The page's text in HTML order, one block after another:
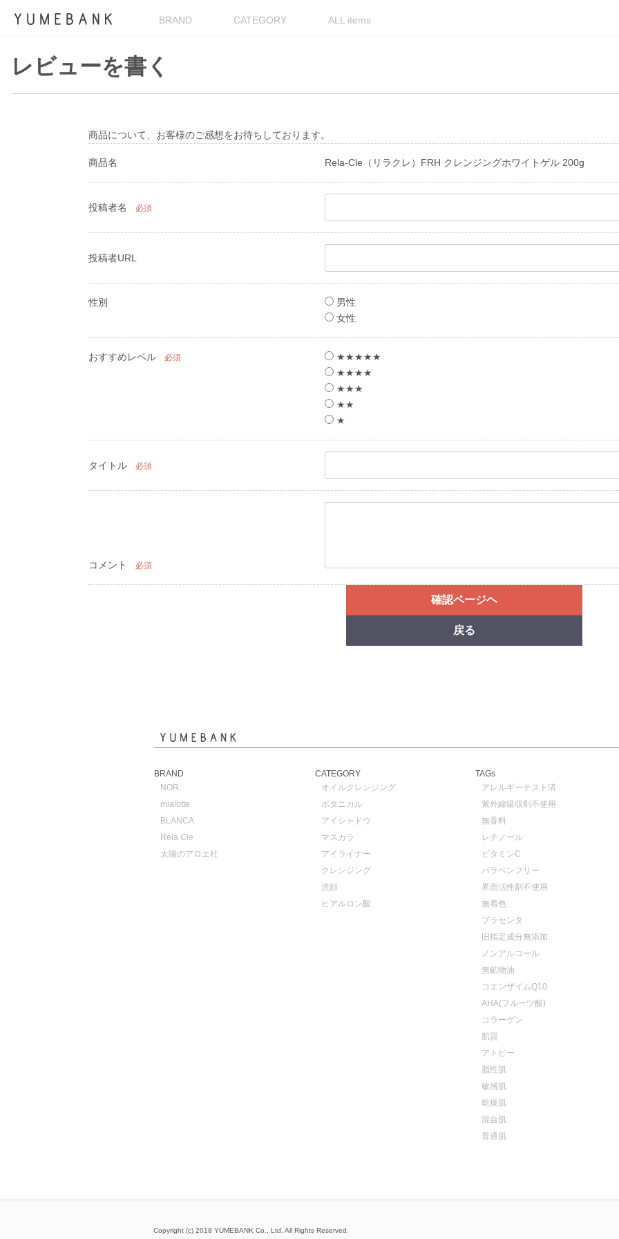
BRAND CATEGORY ALL items
レビューを書く
商品について、お客様のご感想をお待ちしております。
商品名 Rela-Cle（リラクレ）FRH クレンジングホワイトゲル 200g
投稿者名 必須
投稿者URL
性別
男性
女性
おすすめレベル 必須
★★★★★
★★★★
★★★
★★
★
タイトル 必須
コメント 必須
確認ページヘ
戻る
BRAND
NOR.
mialotte
BLANCA
Rela Cle
太陽のアロエ社
CATEGORY
オイルクレンジング
ボタニカル
アイシャドウ
マスカラ
アイライナー
クレンジング
洗顔
ヒアルロン酸
TAGs
アレルギーテスト済
紫外線吸収剤不使用
無香料
レチノール
ビタミンC
パラベンフリー
界面活性剤不使用
無着色
プラセンタ
旧指定成分無添加
ノンアルコール
無鉱物油
コエンザイムQ10
AHA(フルーツ酸)
コラーゲン
肌質
アトピー
脂性肌
敏感肌
乾燥肌
混合肌
普通肌
Copyright (c) 2018 YUMEBANK Co., Ltd. All Rights Reserved.